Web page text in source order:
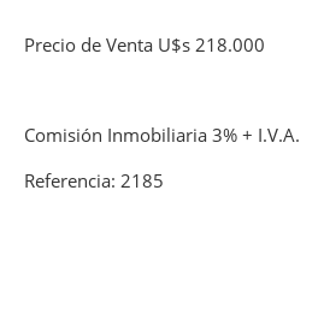
Precio de Venta U$s 218.000
Comisión Inmobiliaria 3% + I.V.A.
Referencia: 2185